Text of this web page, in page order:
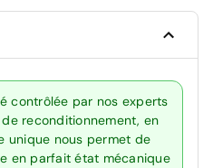
contrôlée par nos experts
reconditionnement, en
unique nous permet de
en parfait état mécanique